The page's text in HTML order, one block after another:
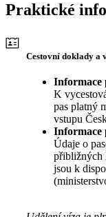
Praktické
Cestovní doklady a
Informace
K
pas platný
vstupu
Informace
Údaje o
přibližných
jsou k